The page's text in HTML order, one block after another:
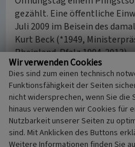
gezählt. Eine öffentliche
Juli 2009 im Beisein des
Kurt Beck (*1949,
Rheinland-Pfalz 1994-2013).
(Vanessa Bindarra,
Internet
www.gastlandschaften.de:
(abgerufen 18.07.2016)
Wir verwenden Cookies
Dies sind zum einen technisch
Funktionsfähigkeit der Seiten
nicht widersprechen, wenn Sie die
hinaus verwenden wir Cookies für
Nutzbarkeit unserer Seiten zu
sind. Mit Anklicken des Buttons
Weitere Informationen finden Sie